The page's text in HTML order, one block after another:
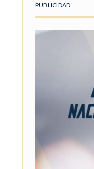
PUBLICIDAD